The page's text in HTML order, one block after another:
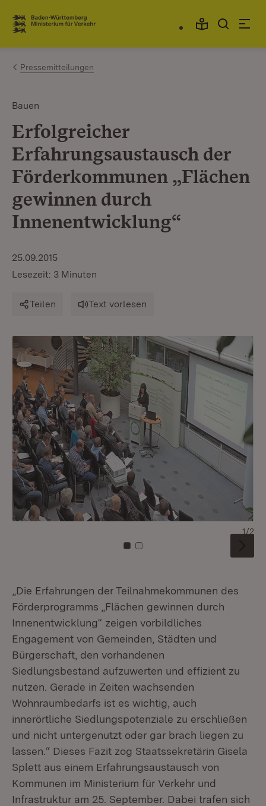
Zum Inhalt springen
Link zur Startseite
Pressemitteilungen
Bauen
Erfolgreicher
Erfahrungsaustausch der
Förderkommunen „Flächen
gewinnen durch
Innenentwicklung“
25.09.2015
Lesezeit: 3 Minuten
Teilen Text vorlesen
Zu Kachel: 0
Zu Kachel: 1
1/2
„Die Erfahrungen der Teilnahmekommunen des
Förderprogramms „Flächen gewinnen durch
Innenentwicklung“ zeigen vorbildliches
Engagement von Gemeinden, Städten und
Bürgerschaft, den vorhandenen
Siedlungsbestand aufzuwerten und effizient zu
nutzen. Gerade in Zeiten wachsenden
Wohnraumbedarfs ist es wichtig, auch
innerörtliche Siedlungspotenziale zu erschließen
und nicht untergenutzt oder gar brach liegen zu
lassen.“ Dieses Fazit zog Staatssekretärin Gisela
Splett aus einem Erfahrungsaustausch von
Kommunen im Ministerium für Verkehr und
Infrastruktur am 25. September. Dabei trafen sich